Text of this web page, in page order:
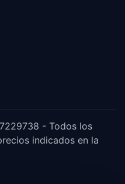
- Todos los
indicados en la